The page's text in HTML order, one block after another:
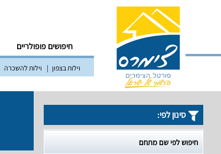
חיפושים פופולריים
וילות בצפון וילות להשכרה
סינון לפי:
חיפוש לפי שם מתחם